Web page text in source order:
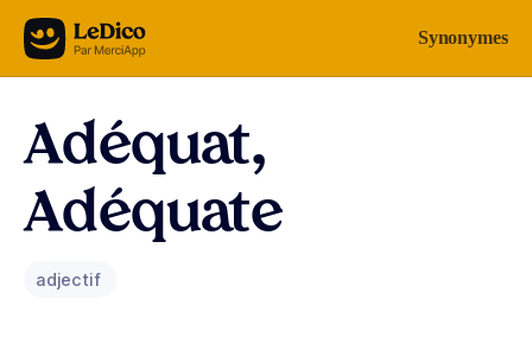
Aller au contenu Synonymes
Adéquat,
Adéquate
adjectif